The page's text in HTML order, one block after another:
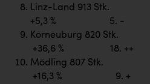
Linz-Land
+5,3 % 5. -
+36,6 % 18. ++
Mödling
+16,3 % 9. +